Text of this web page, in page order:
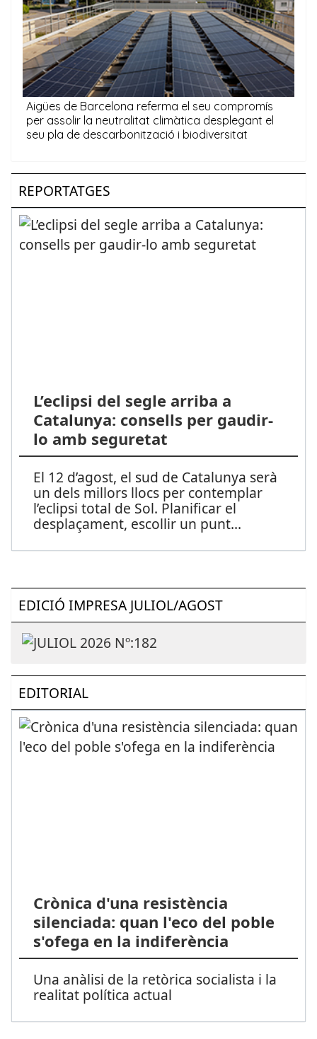
REPORTATGES
L’eclipsi del segle arriba a
Catalunya: consells per gaudir-
lo amb seguretat
El 12 d’agost, el sud de Catalunya serà
un dels millors llocs per contemplar
l’eclipsi total de Sol. Planificar el
desplaçament, escollir un punt...
EDICIÓ IMPRESA JULIOL/AGOST
EDITORIAL
Crònica d'una resistència
silenciada: quan l'eco del poble
s'ofega en la indiferència
Una anàlisi de la retòrica socialista i la
realitat política actual